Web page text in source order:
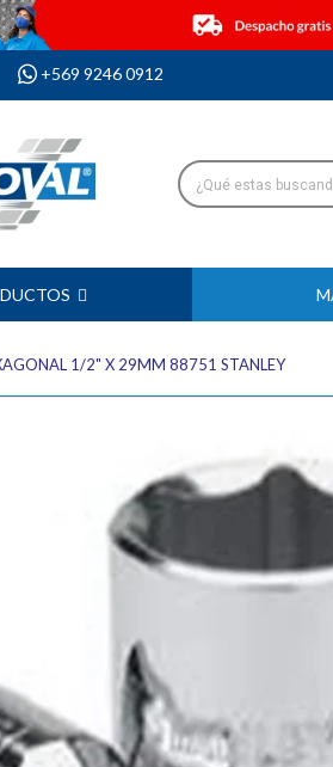
+569 9246 0912
1/2" X 29MM 88751 STANLEY